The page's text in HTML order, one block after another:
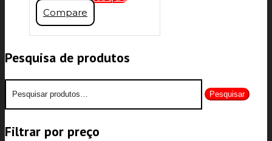
Compare
Pesquisa de produtos
por:
Pesquisar
Filtrar por preço